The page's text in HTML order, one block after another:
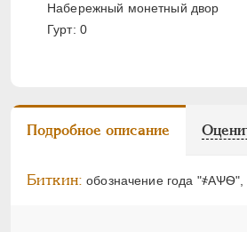
Набережный монетный двор
Гурт: 0
Подробное описание
Биткин: обозначение года "҂АѰѲ",